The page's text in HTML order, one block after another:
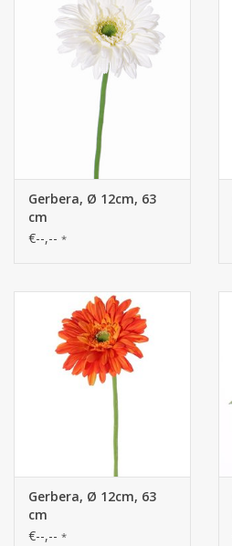
Gerbera, Ø 12cm, 63
cm
€--,-- *
Gerbera, Ø 12cm, 63
cm
€--,-- *